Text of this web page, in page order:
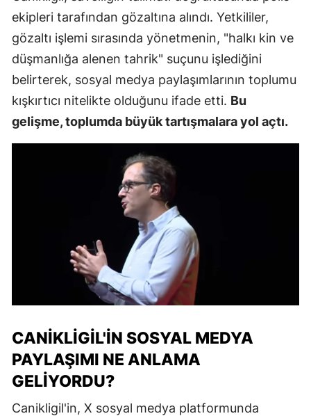
ekipleri tarafından gözaltına alındı. Yetkililer,
gözaltı işlemi sırasında yönetmenin, "halkı kin ve
düşmanlığa alenen tahrik" suçunu işlediğini
belirterek, sosyal medya paylaşımlarının toplumu
kışkırtıcı nitelikte olduğunu ifade etti. Bu
gelişme, toplumda büyük tartışmalara yol açtı.
CANIKLIGIL'IN SOSYAL MEDYA
PAYLAŞIMI NE ANLAMA
GELIYORDU?
Canikligil'in, X sosyal medya platformunda